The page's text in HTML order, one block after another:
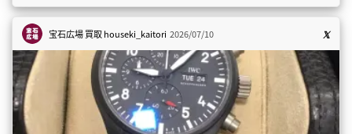
宝石広場 買取houseki_kaitori 2026/07/10